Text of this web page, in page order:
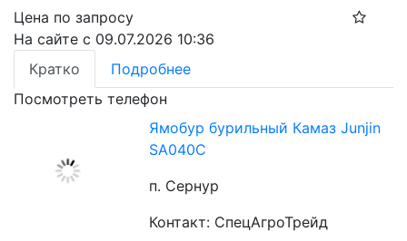
Цена по запросу
На сайте с 09.07.2026 10:36
Кратко
Подробнее
Посмотреть телефон
Ямобур бурильный Камаз Junjin
SA040C
п. Сернур
Контакт: СпецАгроТрейд